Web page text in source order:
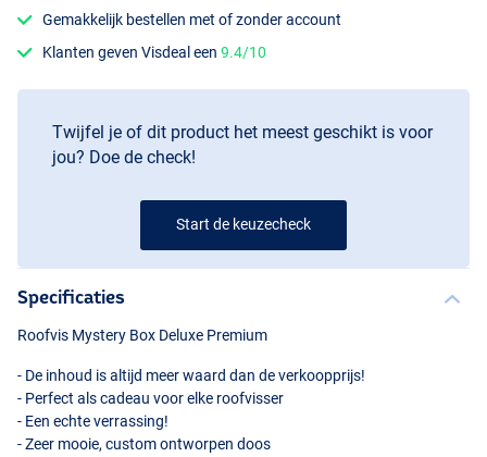
Gemakkelijk bestellen met of zonder account
Klanten geven Visdeal een9.4/10
Twijfel je of dit product het meest geschikt is voor
jou? Doe de check!
Start de keuzecheck
Specificaties
Roofvis Mystery Box Deluxe Premium
- De inhoud is altijd meer waard dan de verkoopprijs!
- Perfect als cadeau voor elke roofvisser
- Een echte verrassing!
- Zeer mooie, custom ontworpen doos